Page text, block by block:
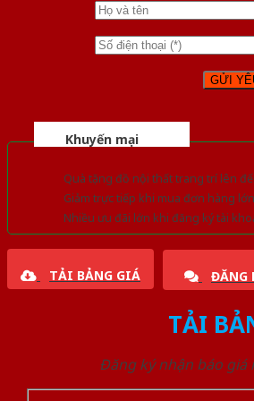
Khuyến mại
Quà tặng đồ nội thất trang trí lên
Giảm trực tiếp khi mua đơn hàng
Nhiều ưu đãi lớn khi đăng ký tài
TẢI BẢNG GIÁ ĐĂNG
TẢI
Đăng ký nhận báo